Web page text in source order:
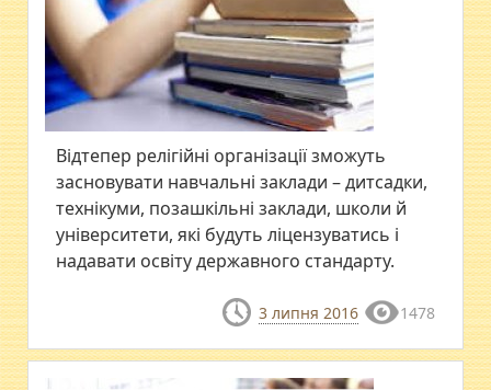
Відтепер релігійні організації зможуть
засновувати навчальні заклади – дитсадки,
технікуми, позашкільні заклади, школи й
університети, які будуть ліцензуватись і
надавати освіту державного стандарту.
3 липня 2016 1478